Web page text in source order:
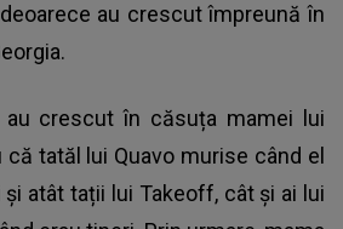
au crescut împreună în
crescut în căsuța mamei lui
că tatăl lui Quavo murise când el
și atât tații lui Takeoff, cât și ai lui